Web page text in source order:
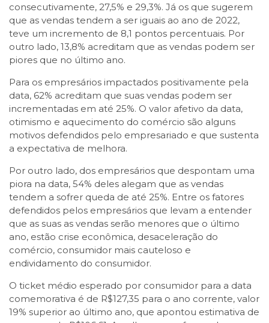
consecutivamente, 27,5% e 29,3%. Já os que sugerem
que as vendas tendem a ser iguais ao ano de 2022,
teve um incremento de 8,1 pontos percentuais. Por
outro lado, 13,8% acreditam que as vendas podem ser
piores que no último ano.
Para os empresários impactados positivamente pela
data, 62% acreditam que suas vendas podem ser
incrementadas em até 25%. O valor afetivo da data,
otimismo e aquecimento do comércio são alguns
motivos defendidos pelo empresariado e que sustenta
a expectativa de melhora.
Por outro lado, dos empresários que despontam uma
piora na data, 54% deles alegam que as vendas
tendem a sofrer queda de até 25%. Entre os fatores
defendidos pelos empresários que levam a entender
que as suas as vendas serão menores que o último
ano, estão crise econômica, desaceleração do
comércio, consumidor mais cauteloso e
endividamento do consumidor.
O ticket médio esperado por consumidor para a data
comemorativa é de R$127,35 para o ano corrente, valor
19% superior ao último ano, que apontou estimativa de